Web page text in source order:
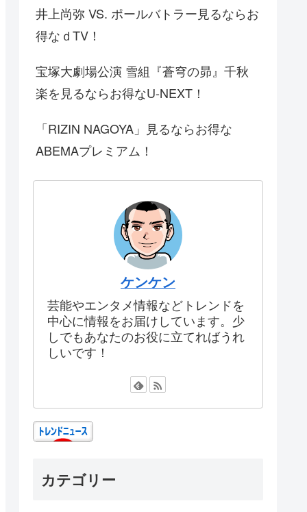
井上尚弥 VS. ポールバトラー見るならお
得なｄTV！
宝塚大劇場公演 雪組『蒼穹の昴』千秋
楽を見るならお得なU-NEXT！
「RIZIN NAGOYA」見るならお得な
ABEMAプレミアム！
ケンケン
芸能やエンタメ情報などトレンドを
中心に情報をお届けしています。少
しでもあなたのお役に立てればうれ
しいです！
カテゴリー